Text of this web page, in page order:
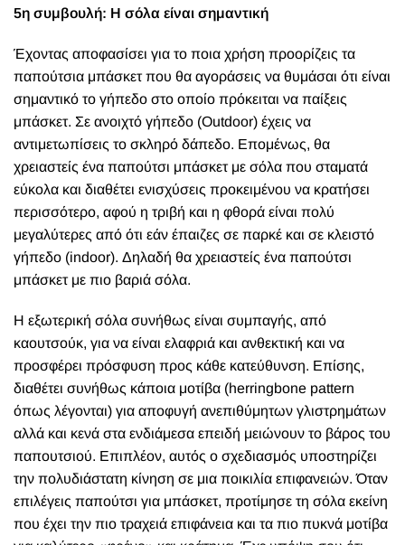
5η συμβουλή: Η σόλα είναι σημαντική
Έχοντας αποφασίσει για το ποια χρήση προορίζεις τα
παπούτσια μπάσκετ που θα αγοράσεις να θυμάσαι ότι είναι
σημαντικό το γήπεδο στο οποίο πρόκειται να παίξεις
μπάσκετ. Σε ανοιχτό γήπεδο (Outdoor) έχεις να
αντιμετωπίσεις το σκληρό δάπεδο. Επομένως, θα
χρειαστείς ένα παπούτσι μπάσκετ με σόλα που σταματά
εύκολα και διαθέτει ενισχύσεις προκειμένου να κρατήσει
περισσότερο, αφού η τριβή και η φθορά είναι πολύ
μεγαλύτερες από ότι εάν έπαιζες σε παρκέ και σε κλειστό
γήπεδο (indoor). Δηλαδή θα χρειαστείς ένα παπούτσι
μπάσκετ με πιο βαριά σόλα.
Η εξωτερική σόλα συνήθως είναι συμπαγής, από
καουτσούκ, για να είναι ελαφριά και ανθεκτική και να
προσφέρει πρόσφυση προς κάθε κατεύθυνση. Επίσης,
διαθέτει συνήθως κάποια μοτίβα (herringbone pattern
όπως λέγονται) για αποφυγή ανεπιθύμητων γλιστρημάτων
αλλά και κενά στα ενδιάμεσα επειδή μειώνουν το βάρος του
παπουτσιού. Επιπλέον, αυτός ο σχεδιασμός υποστηρίζει
την πολυδιάστατη κίνηση σε μια ποικιλία επιφανειών. Όταν
επιλέγεις παπούτσι για μπάσκετ, προτίμησε τη σόλα εκείνη
που έχει την πιο τραχειά επιφάνεια και τα πιο πυκνά μοτίβα